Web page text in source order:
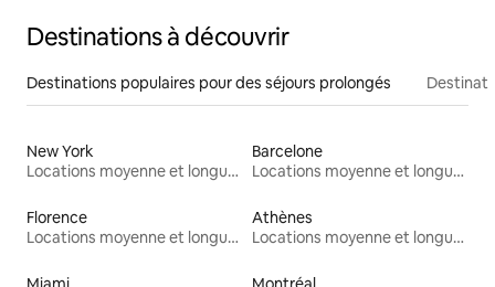
Destinations à découvrir
Destinations populaires pour des séjours prolongés
New York
Locations moyenne et longue durée
Barcelone
Locations moyenne et longue durée
Florence
Locations moyenne et longue durée
Athènes
Locations moyenne et longue durée